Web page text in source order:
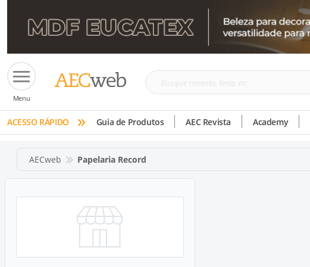
Menu
Busque
tinta,
etc
ACESSO RÁPIDO » Guia de Produtos AEC Revista Academy
AECweb Papelaria Record